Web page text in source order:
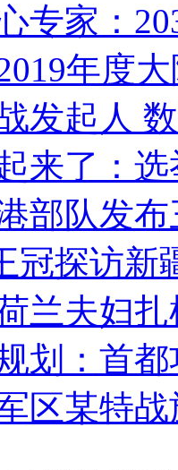
专家：
年度
发起人
来了：
部队发
冠探访新
兰夫妇
划：首
区某特